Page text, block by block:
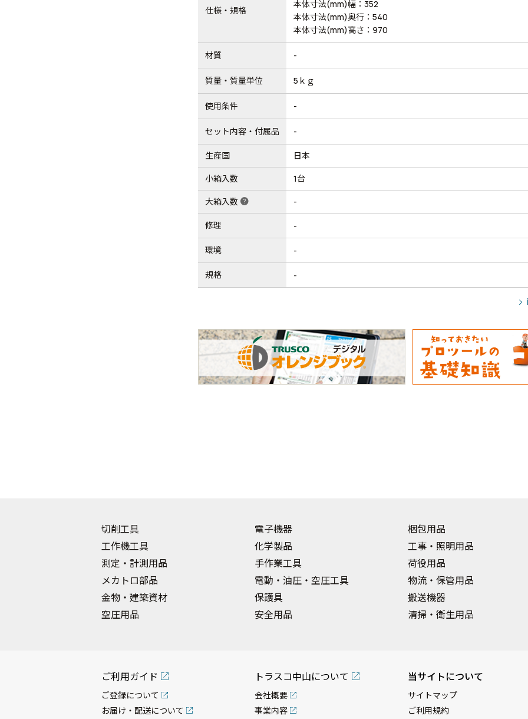
仕様・規格
本体寸法(mm)幅：352
本体寸法(mm)奥行：540
本体寸法(mm)高さ：970
材質 -
質量・質量単位 5ｋｇ
使用条件 -
セット内容・付属品 -
生産国 日本
小箱入数 1台
大箱入数 help -
修理 -
環境 -
規格 -
切削工具
工作機工具
測定・計測用品
メカトロ部品
金物・建築資材
空圧用品
電子機器
化学製品
手作業工具
電動・油圧・空圧工具
保護具
安全用品
梱包用品
工事・照明用品
荷役用品
物流・保管用品
搬送機器
清掃・衛生用品
ご利用ガイド
ご登録について
お届け・配送について
トラスコ中山について
会社概要
事業内容
当サイトについて
サイトマップ
ご利用規約